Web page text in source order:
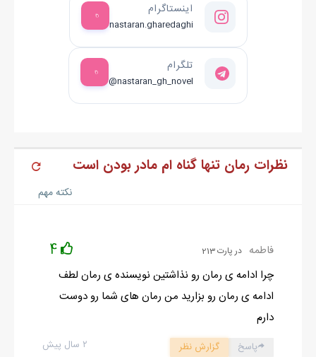
اینستاگرام
nastaran.gharedaghi
تلگرام
@nastaran_gh_novel
نظرات رمان تنها گناه ام مادر بودن است
نکته مهم
فاطمه در پارت 213 4
چرا ادامه ی رمان رو نذاشتین نویسنده ی رمان لطف
ادامه ی رمان رو بزارید من رمان های شما رو دوست
دارم
۲ سال پیش پاسخ گزارش نظر